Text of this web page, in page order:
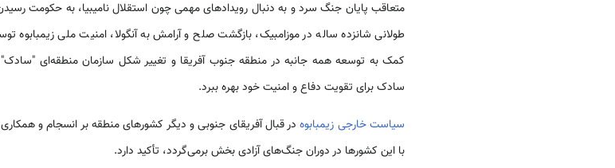
متعاقب پایان جنگ سرد و به دنبال رویدادهای مهمی چون استقلال نامیبیا، به حکومت
طولانی شانزده ساله در موزامبیک، بازگشت صلح و آرامش به آنگولا، امنیت ملی
کمک به توسعه همه جانبه در منطقه جنوب آفریقا و تغییر شکل سازمان منطقه‌ای
سادک برای تقویت دفاع و امنیت خود بهره ببرد.
سیاست خارجی زیمبابوهدر قبال آفریقای جنوبی و دیگر کشورهای منطقه بر انسجام و
با این کشورها در دوران جنگ‌های آزادی بخش برمی‌گردد، تأکید دارد.